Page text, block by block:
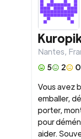
Nantes,
5
2 0
Vous avez
emballer,
porter,
pour
aider.